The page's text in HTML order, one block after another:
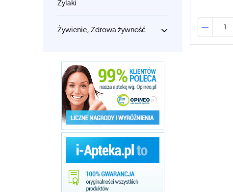
Żylaki
Żywienie, Zdrowa żywność